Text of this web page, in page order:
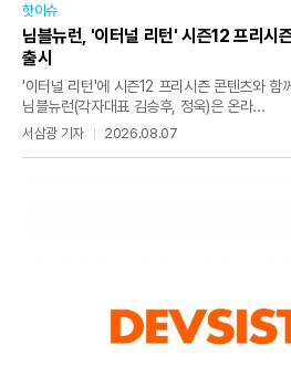
핫이슈
님블뉴런, '이터널 리턴' 시즌12 프리시
출시
'이터널 리턴'에 시즌12 프리시즌 콘텐츠와 함
님블뉴런(각자대표 김승후, 정욱)은 온라...
서삼광 기자 2026.08.07